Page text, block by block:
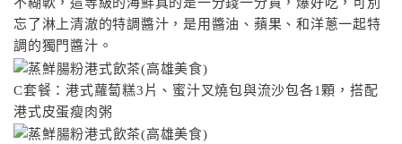
忘了淋上清澈的特調醬汁，是用醬油、蘋果、和洋蔥一起特
調的獨門醬汁。
C套餐：港式蘿蔔糕3片、蜜汁叉燒包與流沙包各1顆，搭配
港式皮蛋瘦肉粥